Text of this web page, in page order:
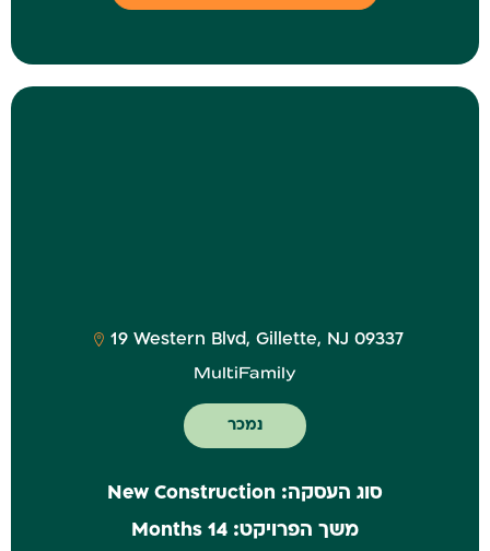
‎19 Western Blvd, Gillette, NJ 09337
MultiFamily
נמכר
סוג העסקה: New Construction
משך הפרויקט: 14 Months